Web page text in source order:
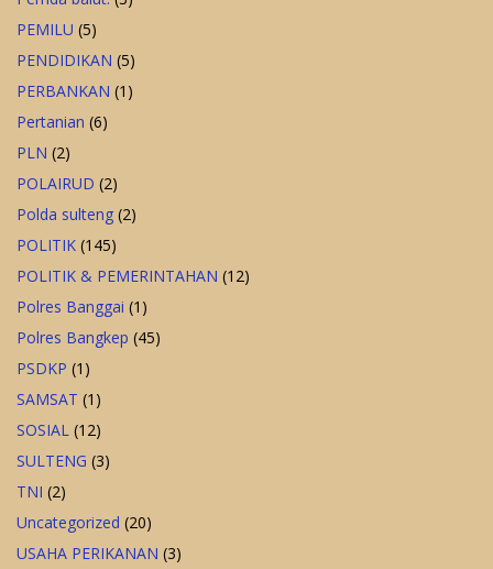
PEMILU (5)
PENDIDIKAN (5)
PERBANKAN (1)
Pertanian (6)
PLN (2)
POLAIRUD (2)
Polda sulteng (2)
POLITIK (145)
POLITIK & PEMERINTAHAN (12)
Polres Banggai (1)
Polres Bangkep (45)
PSDKP (1)
SAMSAT (1)
SOSIAL (12)
SULTENG (3)
TNI (2)
Uncategorized (20)
USAHA PERIKANAN (3)